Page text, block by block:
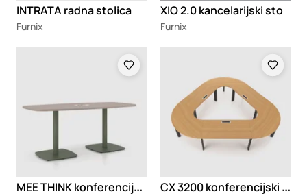
INTRATA radna stolica
Furnix
XIO 2.0 kancelarijski sto
Furnix
M
EE THINK konferencijski sto C
X 3200 konferencijski sto